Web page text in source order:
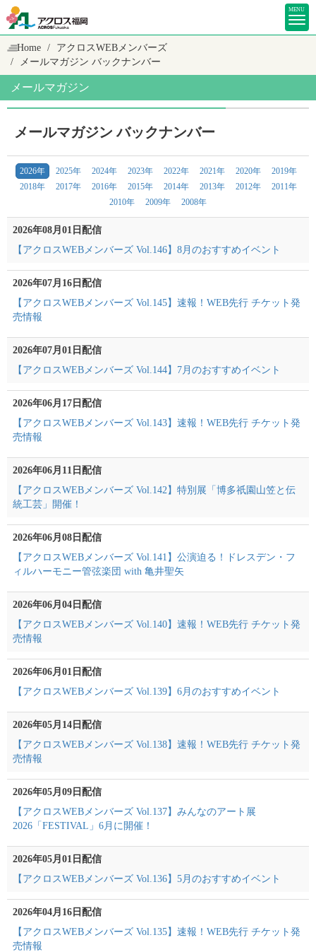
MENU
Home
アクロスWEBメンバーズ
メールマガジン バックナンバー
メールマガジン
メールマガジン バックナンバー
2026年 2025年 2024年 2023年 2022年 2021年 2020年
2019年
2018年
2017年 2016年 2015年 2014年 2013年 2012年
2011年
2010年
2009年 2008年
2026年08月01日配信
【アクロスWEBメンバーズ Vol.146】8月のおすすめイベント
2026年07月16日配信
【アクロスWEBメンバーズ Vol.145】速報！WEB先行 チケット発
売情報
2026年07月01日配信
【アクロスWEBメンバーズ Vol.144】7月のおすすめイベント
2026年06月17日配信
【アクロスWEBメンバーズ Vol.143】速報！WEB先行 チケット発
売情報
2026年06月11日配信
【アクロスWEBメンバーズ Vol.142】特別展「博多祇園山笠と伝
統工芸」開催！
2026年06月08日配信
【アクロスWEBメンバーズ Vol.141】公演迫る！ドレスデン・フ
ィルハーモニー管弦楽団 with 亀井聖矢
2026年06月04日配信
【アクロスWEBメンバーズ Vol.140】速報！WEB先行 チケット発
売情報
2026年06月01日配信
【アクロスWEBメンバーズ Vol.139】6月のおすすめイベント
2026年05月14日配信
【アクロスWEBメンバーズ Vol.138】速報！WEB先行 チケット発
売情報
2026年05月09日配信
【アクロスWEBメンバーズ Vol.137】みんなのアート展
2026「FESTIVAL」6月に開催！
2026年05月01日配信
【アクロスWEBメンバーズ Vol.136】5月のおすすめイベント
2026年04月16日配信
【アクロスWEBメンバーズ Vol.135】速報！WEB先行 チケット発
売情報